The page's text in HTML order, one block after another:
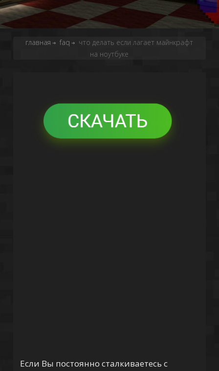
главная ➔ faq ➔
что делать если лагает майнкрафт
на ноутбуке
Если Вы постоянно сталкиваетесь с